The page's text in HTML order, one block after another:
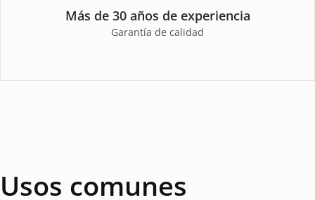
Más de 30 años de experiencia
Garantía de calidad
Usos comunes